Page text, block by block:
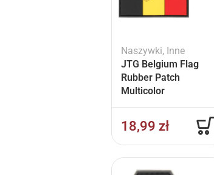
Naszywki, Inne
JTG Belgium Flag
Rubber Patch
Multicolor
18,99 zł